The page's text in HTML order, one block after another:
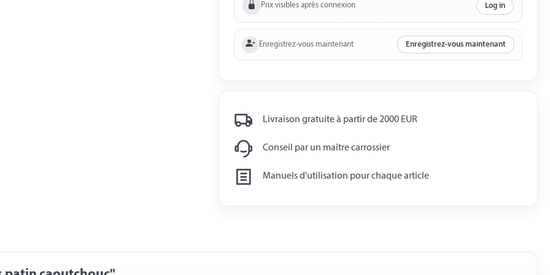
Prix visibles après connexion Log in
Enregistrez-vous maintenant Enregistrez-vous maintenant
Livraison gratuite à partir de 2000 EUR
Conseil par un maître carrossier
Manuels d'utilisation pour chaque article